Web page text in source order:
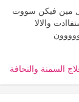
مين فيكن سووت
والالا
السمنة والنحافة